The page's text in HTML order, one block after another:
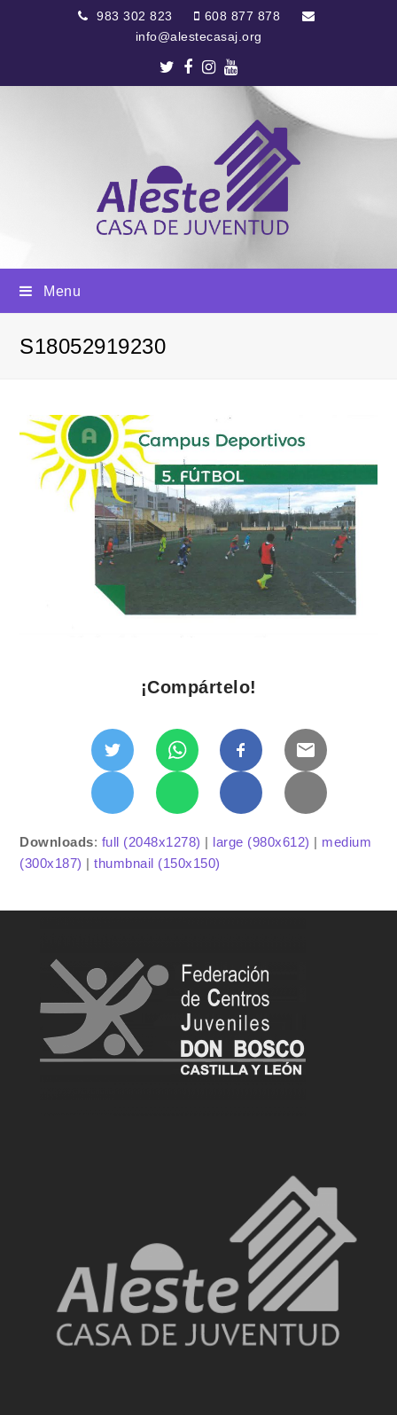
983 302 823
608 877 878
info@alestecasaj.org
Twitter
Facebook
Instagram
Youtube
Menu
S18052919230
¡Compártelo!
Downloads: full (2048x1278) large (980x612)
medium
(300x187)
|thumbnail (150x150)